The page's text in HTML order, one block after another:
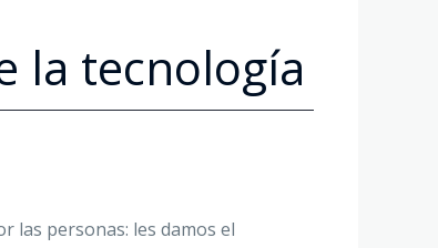
la tecnología
las personas: les damos el